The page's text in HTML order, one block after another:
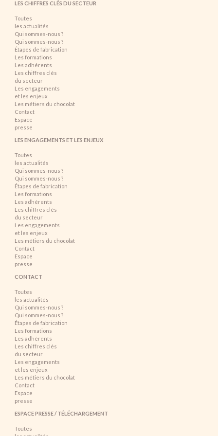
LES CHIFFRES CLÉS DU SECTEUR
Toutes
les actualités
Qui sommes-nous ?
Qui sommes-nous ?
Étapes de fabrication
Les formations
Les adhérents
Les chiffres clés
du secteur
Les engagements
et les enjeux
Les métiers du chocolat
Contact
Espace
presse
LES ENGAGEMENTS ET LES ENJEUX
Toutes
les actualités
Qui sommes-nous ?
Qui sommes-nous ?
Étapes de fabrication
Les formations
Les adhérents
Les chiffres clés
du secteur
Les engagements
et les enjeux
Les métiers du chocolat
Contact
Espace
presse
CONTACT
Toutes
les actualités
Qui sommes-nous ?
Qui sommes-nous ?
Étapes de fabrication
Les formations
Les adhérents
Les chiffres clés
du secteur
Les engagements
et les enjeux
Les métiers du chocolat
Contact
Espace
presse
ESPACE PRESSE / TÉLÉCHARGEMENT
Toutes